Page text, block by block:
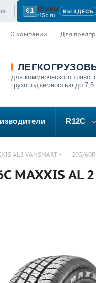
01 Шины
r15c.ru
ВЫ ЗДЕСЬ
О компании Для
для коммерческого
грузоподъемностью до 7,5
R12C
AL2 VANSMART - 205/
MAXXIS AL